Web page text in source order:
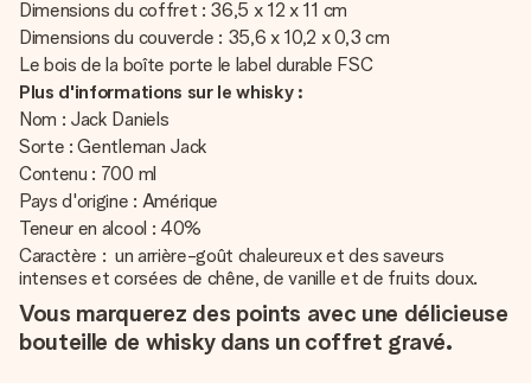
Dimensions du coffret : 36,5 x 12 x 11 cm
Dimensions du couvercle : 35,6 x 10,2 x 0,3 cm
Le bois de la boîte porte le label durable FSC
Plus d'informations sur le whisky :
Nom : Jack Daniels
Sorte : Gentleman Jack
Contenu : 700 ml
Pays d'origine : Amérique
Teneur en alcool : 40%
Caractère : un arrière-goût chaleureux et des saveurs
intenses et corsées de chêne, de vanille et de fruits doux.
Vous marquerez des points avec une délicieuse
bouteille de whisky dans un coffret gravé.